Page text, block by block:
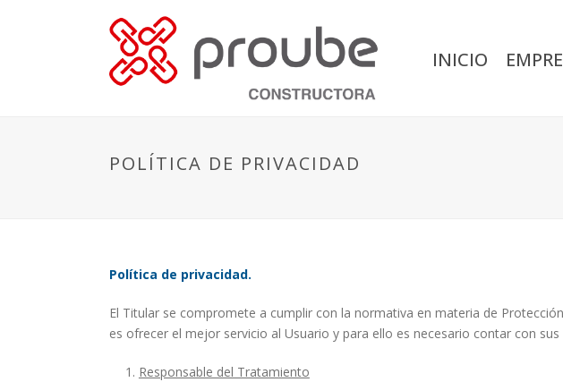
INICIO
POLÍTICA DE PRIVACIDAD
Política de privacidad.
El Titular se compromete a cumplir con la normativa en materia de
es ofrecer el mejor servicio al Usuario y para ello es necesario contar con sus
Responsable del Tratamiento